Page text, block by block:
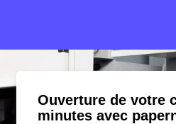
Ouverture de votre
minutes avec